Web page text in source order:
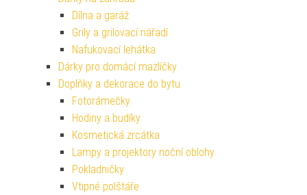
Dílna a garáž
Grily a grilovací nářadí
Nafukovací lehátka
Dárky pro domácí mazlíčky
Doplňky a dekorace do bytu
Fotorámečky
Hodiny a budíky
Kosmetická zrcátka
Lampy a projektory noční oblohy
Pokladničky
Vtipné polštáře